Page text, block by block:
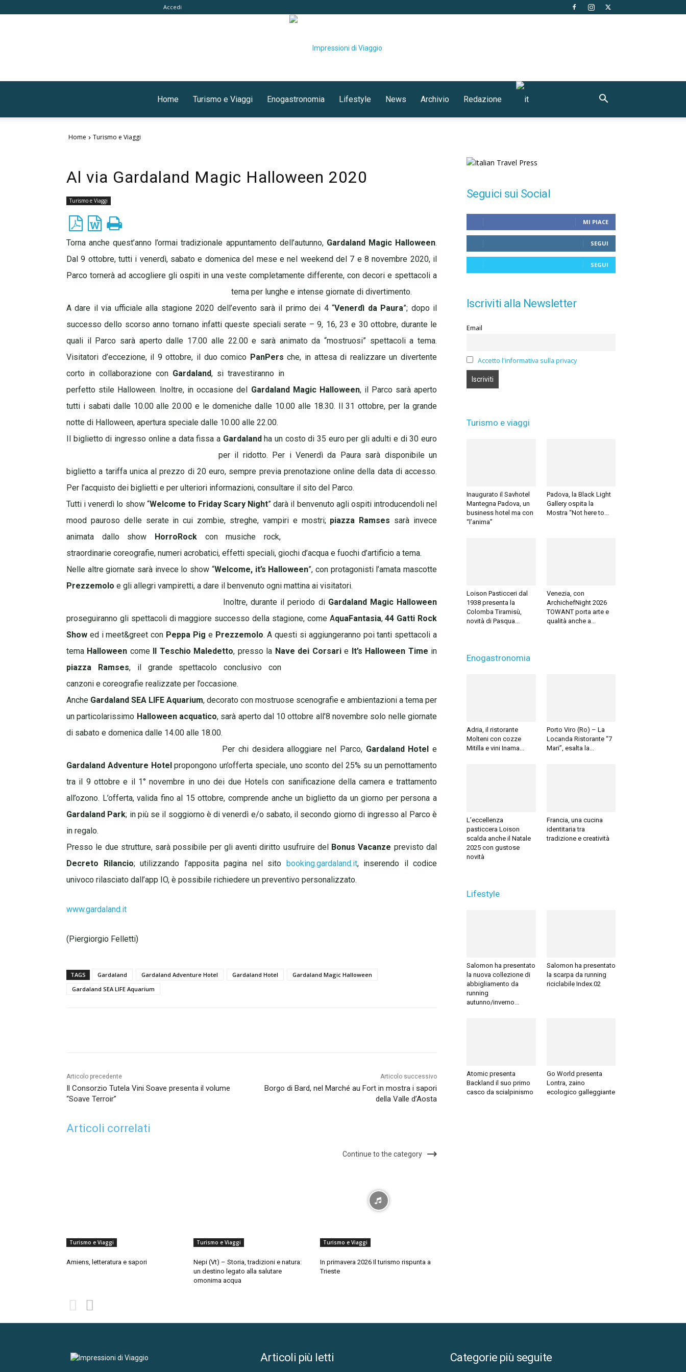
Accedi
di
Viaggio
Home Turismo e Viaggi Enogastronomia Lifestyle News Archivio Redazione
Home Turismo e Viaggi
Al via Gardaland Magic Halloween 2020
Turismo e Viaggi
Torna anche quest’anno l’ormai tradizionale appuntamento dell’autunno, Gardaland Magic Halloween.
Dal 9 ottobre, tutti i venerdì, sabato e domenica del mese e nel weekend del 7 e 8 novembre 2020, il
Parco tornerà ad accogliere gli ospiti in una veste completamente differente, con decori e spettacoli a
tema per lunghe e intense giornate di divertimento.
A dare il via ufficiale alla stagione 2020 dell’evento sarà il primo dei 4 “Venerdì da Paura”; dopo il
successo dello scorso anno tornano infatti queste speciali serate – 9, 16, 23 e 30 ottobre, durante le
quali il Parco sarà aperto dalle 17.00 alle 22.00 e sarà animato da “mostruosi” spettacoli a tema.
Visitatori d’eccezione, il 9 ottobre, il duo comico PanPers che, in attesa di realizzare un divertente
corto in collaborazione con Gardaland, si travestiranno in
perfetto stile Halloween. Inoltre, in occasione del Gardaland Magic Halloween, il Parco sarà aperto
tutti i sabati dalle 10.00 alle 20.00 e le domeniche dalle 10.00 alle 18.30. Il 31 ottobre, per la grande
notte di Halloween, apertura speciale dalle 10.00 alle 22.00.
Il biglietto di ingresso online a data fissa a Gardaland ha un costo di 35 euro per gli adulti e di 30 euro
per il ridotto. Per i Venerdì da Paura sarà disponibile un
biglietto a tariffa unica al prezzo di 20 euro, sempre previa prenotazione online della data di accesso.
Per l’acquisto dei biglietti e per ulteriori informazioni, consultare il sito del Parco.
Tutti i venerdì lo show “Welcome to Friday Scary Night” darà il benvenuto agli ospiti introducendoli nel
mood pauroso delle serate in cui zombie, streghe, vampiri e mostri; piazza Ramses sarà invece
animata dallo show
HorroRock con musiche rock,
straordinarie coreografie, numeri acrobatici, effetti speciali, giochi d’acqua e fuochi d’artificio a tema.
Nelle altre giornate sarà invece lo show “Welcome, it’s Halloween”, con protagonisti l’amata mascotte
Prezzemolo e gli allegri vampiretti, a dare il benvenuto ogni mattina ai visitatori.
Inoltre, durante il periodo di Gardaland Magic Halloween
proseguiranno gli spettacoli di maggiore successo della stagione, come AquaFantasia,44 Gatti Rock
Show ed i meet&greet con Peppa Pig e Prezzemolo. A questi si aggiungeranno poi tanti spettacoli a
tema Halloween come Il Teschio Maledetto, presso la Nave dei Corsarie It’s Halloween Time in
piazza
Ramses, il grande spettacolo conclusivo con
canzoni e coreografie realizzate per l’occasione.
Anche Gardaland SEA LIFE Aquarium, decorato con mostruose scenografie e ambientazioni a tema per
un particolarissimo Halloween acquatico, sarà aperto dal 10 ottobre all’8 novembre solo nelle giornate
di sabato e domenica dalle 14.00 alle 18.00.
Per chi desidera alloggiare nel Parco, Gardaland Hotel
e
Gardaland Adventure Hotel propongono un’offerta speciale, uno sconto del 25% su un pernottamento
tra il 9 ottobre e il 1° novembre in uno dei due Hotels con sanificazione della camera e trattamento
all’ozono. L’offerta, valida fino al 15 ottobre, comprende anche un biglietto da un giorno per persona a
Gardaland Park; in più se il soggiorno è di venerdì e/o sabato, il secondo giorno di ingresso al Parco è
in regalo.
Presso le due strutture, sarà possibile per gli aventi diritto usufruire del
Bonus Vacanze previsto dal
Decreto Rilancio; utilizzando l’apposita pagina nel sito booking.gardaland.it, inserendo il codice
univoco rilasciato dall’app IO, è possibile richiedere un preventivo personalizzato.
www.gardaland.it
(Piergiorgio Felletti)
TAGS Gardaland Gardaland Adventure Hotel Gardaland Hotel
Gardaland Magic Halloween
Gardaland SEA LIFE Aquarium
Articolo precedente
Il Consorzio Tutela Vini Soave presenta il volume
“Soave Terroir”
Articolo successivo
Borgo di Bard, nel Marché au Fort in mostra i sapori
della Valle d’Aosta
Articoli correlati
Continue to the category
Turismo e Viaggi
Amiens, letteratura e sapori
Turismo e Viaggi
Nepi (Vt) – Storia, tradizioni e natura:
un destino legato alla salutare
omonima acqua
Turismo e Viaggi
In primavera 2026 Il turismo rispunta a
Trieste
Seguici sui Social
MI PIACE
SEGUI
SEGUI
Iscriviti alla Newsletter
Email
Accetto l'informativa sulla privacy
Turismo e viaggi
Inaugurato il Savhotel
Mantegna Padova, un
business hotel ma con
“l’anima”
Padova, la Black Light
Gallery ospita la
Mostra “Not here to...
Loison Pasticceri dal
1938 presenta la
Colomba Tiramisù,
novità di Pasqua...
Venezia, con
ArchichefNight 2026
TOWANT porta arte e
qualità anche a...
Enogastronomia
Adria, il ristorante
Molteni con cozze
Mitilla e vini Inama...
Porto Viro (Ro) – La
Locanda Ristorante “7
Mari”, esalta la...
L’eccellenza
pasticcera Loison
scalda anche il Natale
2025 con gustose
novità
Francia, una cucina
identitaria tra
tradizione e creatività
Lifestyle
Salomon ha presentato
la nuova collezione di
abbigliamento da
running
autunno/inverno...
Salomon ha presentato
la scarpa da running
riciclabile Index.02
Atomic presenta
Backland il suo primo
casco da scialpinismo
Go World presenta
Lontra, zaino
ecologico galleggiante
Articoli più letti Categorie più seguite